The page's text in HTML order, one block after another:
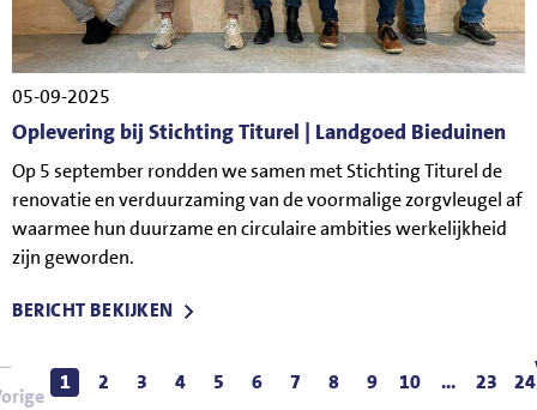
05-09-2025
Oplevering bij Stichting Titurel | Landgoed Bieduinen
Op 5 september rondden we samen met Stichting Titurel de
renovatie en verduurzaming van de voormalige zorgvleugel af
waarmee hun duurzame en circulaire ambities werkelijkheid
zijn geworden.
BERICHT BEKIJKEN
1 2 3 4 5 6 7 8 9 10 ... 23 24